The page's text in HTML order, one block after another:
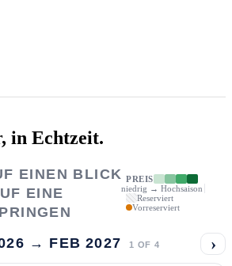
in Echtzeit.
EINEN BLICK
EINE
PREIS
niedrig → Hochsaison
Reserviert
Vorreserviert
→ FEB 2027 1 OF 4 ›